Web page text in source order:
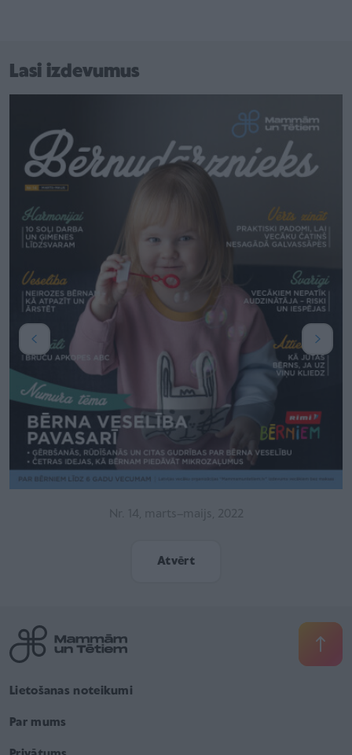
Lasi izdevumus
Nr. 13, decembris–februāris,
Lietošanas noteikumi
Par mums